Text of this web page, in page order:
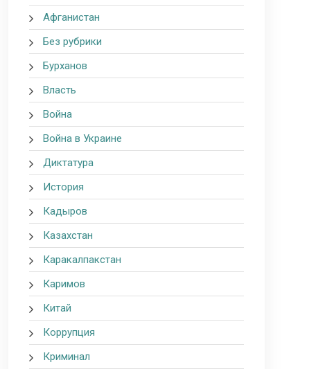
Афганистан
Без рубрики
Бурханов
Власть
Война
Война в Украине
Диктатура
История
Кадыров
Казахстан
Каракалпакстан
Каримов
Китай
Коррупция
Криминал